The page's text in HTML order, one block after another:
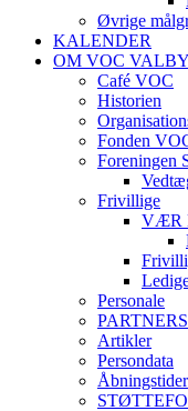
Øvrige
KALENDER
OM VOC VALBY
Café VOC
Historien
Fonden
Foreningen
Frivillige
VÆR
Personale
Artikler
Persondata
Åbningstider